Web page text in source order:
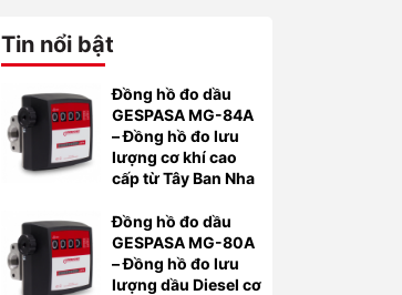
Tin nổi bật
Đồng hồ đo dầu
GESPASA MG-84A
– Đồng hồ đo lưu
lượng cơ khí cao
cấp từ Tây Ban Nha
Đồng hồ đo dầu
GESPASA MG-80A
– Đồng hồ đo lưu
lượng dầu Diesel cơ